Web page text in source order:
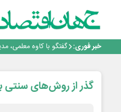
خبر فوری:
فولاد در تله قیمت‌گذاری
فولاد مبارکه اصفهان
گفتگو با کاوه معلمی،
تداوم صعود مس در بازارهای
فولاد در تله
گذر از روش‌های سنتی